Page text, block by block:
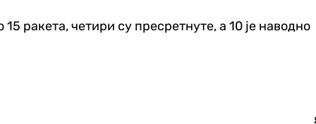
ракета, четири су пресретнуте, а 10 је наводно